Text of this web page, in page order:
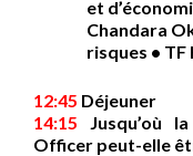
et
Chandara
risques • TF
12:45 Déjeuner
14:15
Jusqu’où
Officer peut-elle